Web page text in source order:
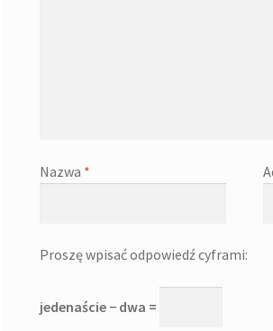
Nazwa *
Proszę wpisać odpowiedź cyframi:
jedenaście − dwa =